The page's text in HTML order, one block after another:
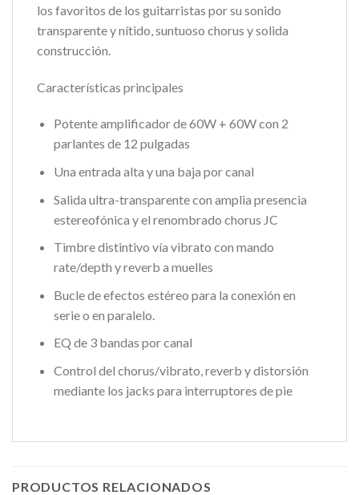
los favoritos de los guitarristas por su sonido
transparente y nítido, suntuoso chorus y solida
construcción.
Características principales
Potente amplificador de 60W + 60W con 2
parlantes de 12 pulgadas
Una entrada alta y una baja por canal
Salida ultra-transparente con amplia presencia
estereofónica y el renombrado chorus JC
Timbre distintivo vía vibrato con mando
rate/depth y reverb a muelles
Bucle de efectos estéreo para la conexión en
serie o en paralelo.
EQ de 3 bandas por canal
Control del chorus/vibrato, reverb y distorsión
mediante los jacks para interruptores de pie
PRODUCTOS RELACIONADOS